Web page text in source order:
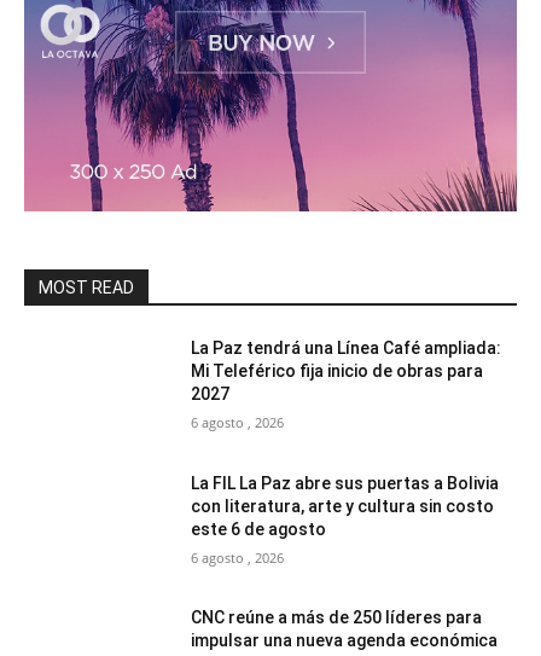
MOST READ
La Paz tendrá una Línea Café ampliada:
Mi Teleférico fija inicio de obras para
2027
6 agosto , 2026
La FIL La Paz abre sus puertas a Bolivia
con literatura, arte y cultura sin costo
este 6 de agosto
6 agosto , 2026
CNC reúne a más de 250 líderes para
impulsar una nueva agenda económica